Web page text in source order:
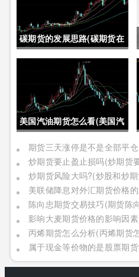
碳期货的发展思路(碳期货在
中国的发展)
美国汽油期货怎么看(美国汽
油期货价格)
陈向忠期货交易技巧(期货陈
丙烯期货怎么分析(丙烯期货